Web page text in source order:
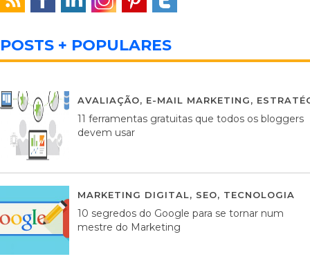
POSTS + POPULARES
AVALIAÇÃO, E-MAIL MARKETING,
11 ferramentas gratuitas que todos os bloggers
devem usar
MARKETING DIGITAL, SEO, TECNOLOGIA
10 segredos do Google para se tornar num
mestre do Marketing